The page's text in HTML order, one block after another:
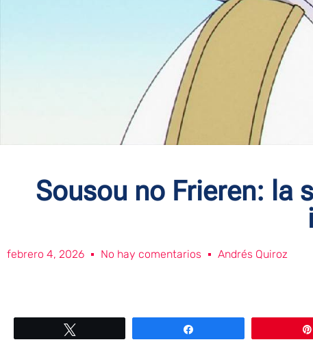
Sousou no Frieren: la
febrero 4, 2026 No hay comentarios Andrés Quiroz